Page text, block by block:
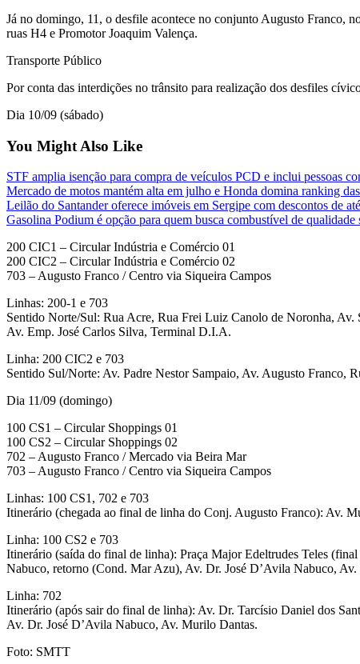
Já no domingo, 11, o desfile acontece no conjunto Augusto Franco,
ruas H4 e Promotor Joaquim Valença.
Transporte Público
Por conta das interdições no trânsito para realização dos desfiles
Dia 10/09 (sábado)
You Might Also Like
STF amplia isenção para compra de veículos PCD e inclui pessoas
Mercado de motos mantém alta em julho e Honda domina ranking
Leilão do Santander oferece imóveis em Sergipe com descontos de
Gasolina Podium é opção para quem busca combustível de
200 CIC1 – Circular Indústria e Comércio 01
200 CIC2 – Circular Indústria e Comércio 02
703 – Augusto Franco / Centro via Siqueira Campos
Linhas: 200-1 e 703
Sentido Norte/Sul: Rua Acre, Rua Frei Luiz Canolo de Noronha, Av.
Av. Emp. José Carlos Silva, Terminal D.I.A.
Linha: 200 CIC2 e 703
Sentido Sul/Norte: Av. Padre Nestor Sampaio, Av. Augusto Franco,
Dia 11/09 (domingo)
100 CS1 – Circular Shoppings 01
100 CS2 – Circular Shoppings 02
702 – Augusto Franco / Mercado via Beira Mar
703 – Augusto Franco / Centro via Siqueira Campos
Linhas: 100 CS1, 702 e 703
Itinerário (chegada ao final de linha do Conj. Augusto Franco): Av.
Linha: 100 CS2 e 703
Itinerário (saída do final de linha): Praça Major Edeltrudes Teles
Nabuco, retorno (Cond. Mar Azu), Av. Dr. José D’Avila Nabuco,
Linha: 702
Itinerário (após sair do final de linha): Av. Dr. Tarcísio Daniel dos
Av. Dr. José D’Avila Nabuco, Av. Murilo Dantas.
Foto: SMTT